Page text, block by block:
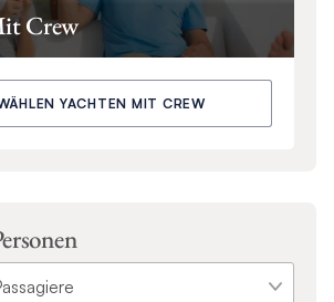
Crew
YACHTEN MIT CREW